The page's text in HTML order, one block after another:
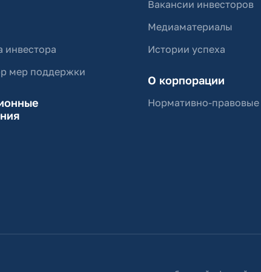
инвестора
мер поддержки
Вакансии инвесторов
Медиаматериалы
Истории успеха
О корпорации
Нормативно-правовые